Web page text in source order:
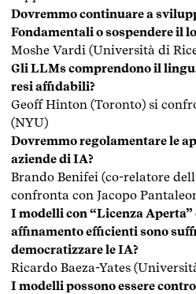
Dovremmo continuare a
Fondamentali o sospendere il
Moshe Vardi (Università di
Gli LLMs comprendono il
resi affidabili?
Geoff Hinton (Toronto) si
(NYU)
Dovremmo regolamentare le
aziende di IA?
Brando Benifei (co-relatore
confronta con Jacopo
I modelli con “Licenza Aperta”
affinamento efficienti sono
democratizzare le IA?
Ricardo Baeza-Yates
I modelli possono essere